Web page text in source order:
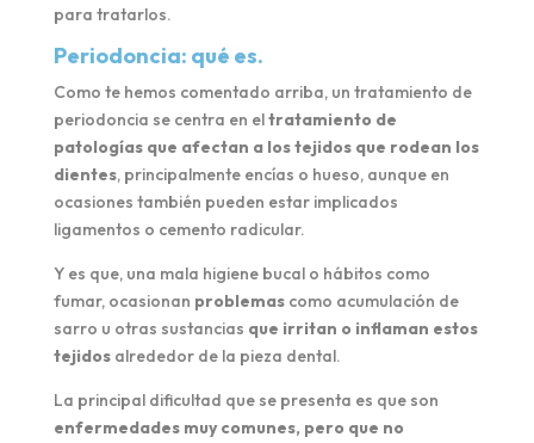
para tratarlos.
Periodoncia: qué es.
Como te hemos comentado arriba, un tratamiento de
periodoncia se centra en eltratamiento de
patologías que afectan a los tejidos que rodean los
dientes, principalmente encías o hueso, aunque en
ocasiones también pueden estar implicados
ligamentos o cemento radicular.
Y es que, una mala higiene bucal o hábitos como
fumar, ocasionan problemascomo acumulación de
sarro u otras sustancias que irritan o inflaman estos
tejidosalrededor de la pieza dental.
La principal dificultad que se presenta es que son
enfermedades muy comunes, pero que no